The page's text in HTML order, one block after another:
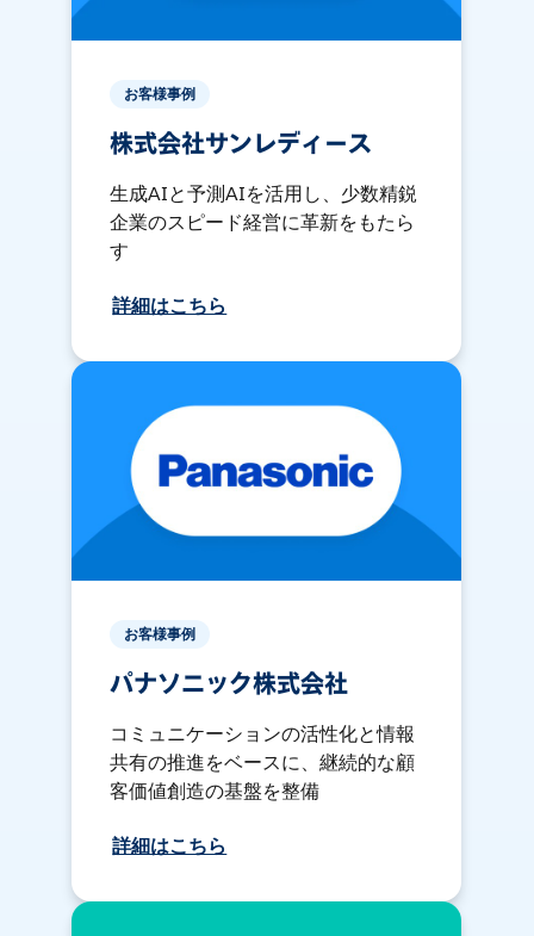
お客様事例
株式会社サンレディース
生成AIと予測AIを活用し、少数精鋭
企業のスピード経営に革新をもたら
す
詳細はこちら
お客様事例
パナソニック株式会社
コミュニケーションの活性化と情報
共有の推進をベースに、継続的な顧
客価値創造の基盤を整備
詳細はこちら